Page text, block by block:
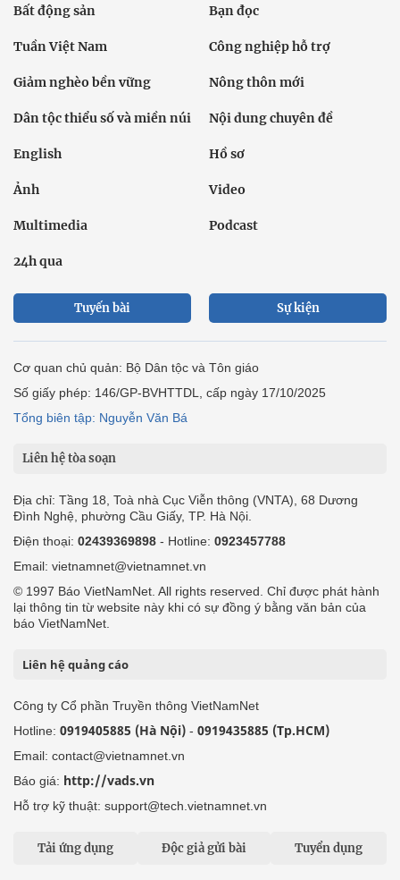
Bất động sản Bạn đọc
Tuần Việt Nam Công nghiệp hỗ trợ
Giảm nghèo bền vững Nông thôn mới
Dân tộc thiểu số và miền núi Nội dung chuyên đề
English Hồ sơ
Ảnh Video
Multimedia Podcast
24h qua
Tuyến bài Sự kiện
Cơ quan chủ quản: Bộ Dân tộc và Tôn giáo
Số giấy phép: 146/GP-BVHTTDL, cấp ngày 17/10/2025
Tổng biên tập: Nguyễn Văn Bá
Liên hệ tòa soạn
Địa chỉ: Tầng 18, Toà nhà Cục Viễn thông (VNTA), 68 Dương
Đình Nghệ, phường Cầu Giấy, TP. Hà Nội.
Điện thoại: 02439369898 - Hotline: 0923457788
Email: vietnamnet@vietnamnet.vn
© 1997 Báo VietNamNet. All rights reserved. Chỉ được phát hành
lại thông tin từ website này khi có sự đồng ý bằng văn bản của
báo VietNamNet.
Liên hệ quảng cáo
Công ty Cổ phần Truyền thông VietNamNet
Hotline: 0919405885 (Hà Nội) - 0919435885 (Tp.HCM)
Email: contact@vietnamnet.vn
Báo giá: http://vads.vn
Hỗ trợ kỹ thuật: support@tech.vietnamnet.vn
Tải ứng dụng Độc giả gửi bài Tuyển dụng